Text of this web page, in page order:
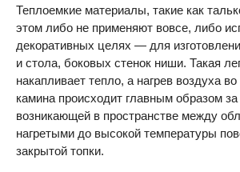
Теплоемкие материалы, такие как
этом либо не применяют вовсе, либо
декоративных целях — для
и стола, боковых стенок ниши. Такая
накапливает тепло, а нагрев воздуха
камина происходит главным образом за
возникающей в пространстве между
нагретыми до высокой температуры
закрытой топки.